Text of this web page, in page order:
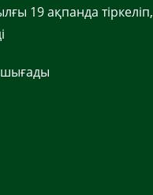
19 ақпанда тіркеліп,
шығады